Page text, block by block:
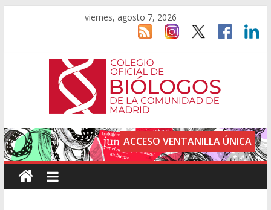
viernes, agosto 7, 2026
ACCESO VENTANILLA ÚNICA